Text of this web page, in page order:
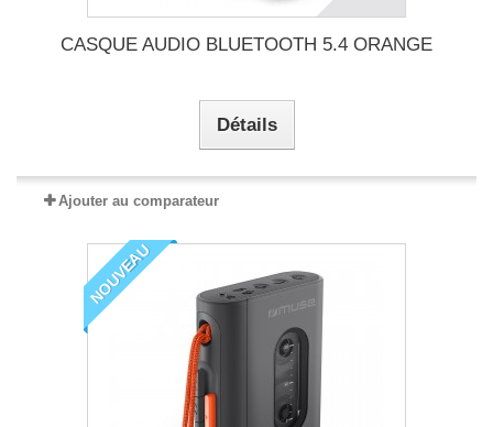
CASQUE AUDIO BLUETOOTH 5.4 ORANGE
Détails
Ajouter au comparateur
NOUVEAU